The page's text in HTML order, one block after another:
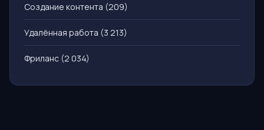
Создание контента (209)
Удалённая работа (3 213)
Фриланс (2 034)